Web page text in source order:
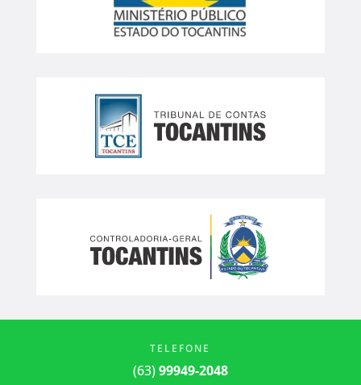
TELEFONE
(63)99949-2048